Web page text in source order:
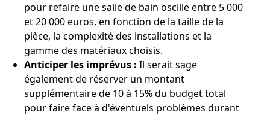
pour refaire une salle de bain oscille entre 5 000
et 20 000 euros, en fonction de la taille de la
pièce, la complexité des installations et la
gamme des matériaux choisis.
Anticiper les imprévus : Il serait sage
également de réserver un montant
supplémentaire de 10 à 15% du budget total
pour faire face à d'éventuels problèmes durant